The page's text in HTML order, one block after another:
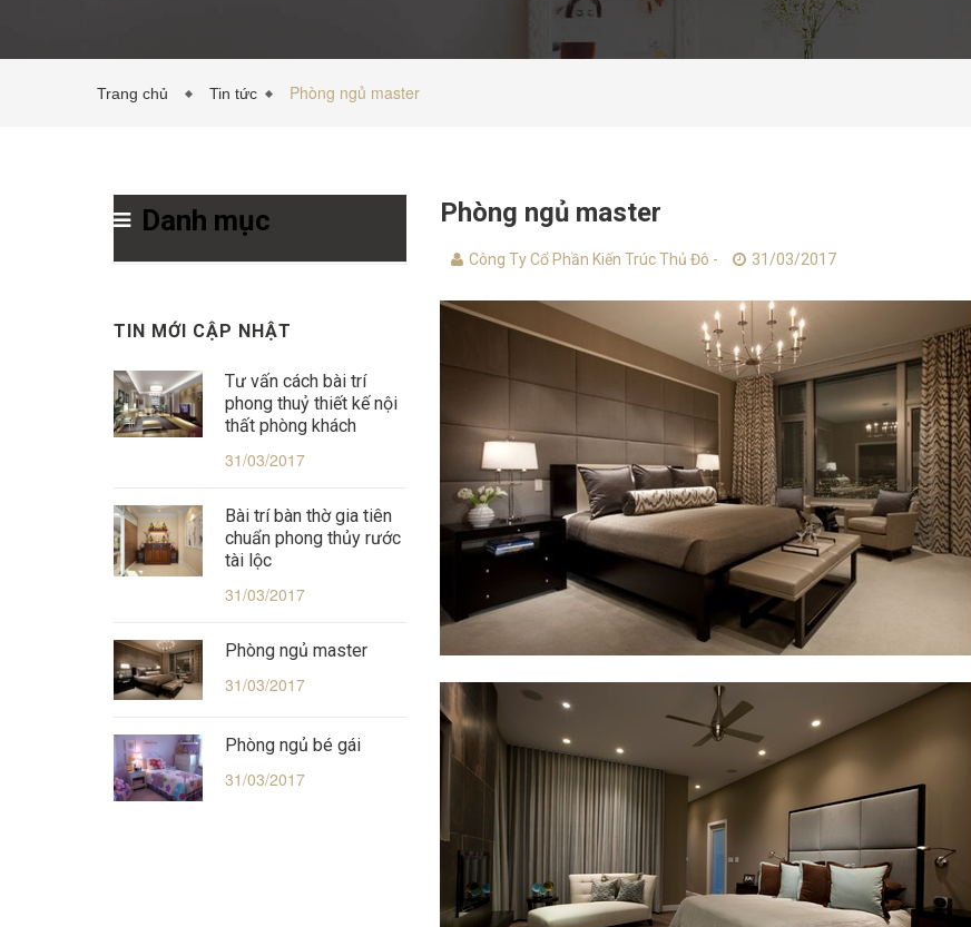
Trang chủ Tin tức Phòng ngủ master
Danh mục
TIN MỚI CẬP NHẬT
Tư vấn cách bài trí
phong thuỷ thiết kế nội
thất phòng khách
31/03/2017
Bài trí bàn thờ gia tiên
chuẩn phong thủy rước
tài lộc
31/03/2017
Phòng ngủ master
31/03/2017
Phòng ngủ bé gái
31/03/2017
Phòng ngủ master
Công Ty Cổ Phần Kiến Trúc Thủ Đô - 31/03/2017